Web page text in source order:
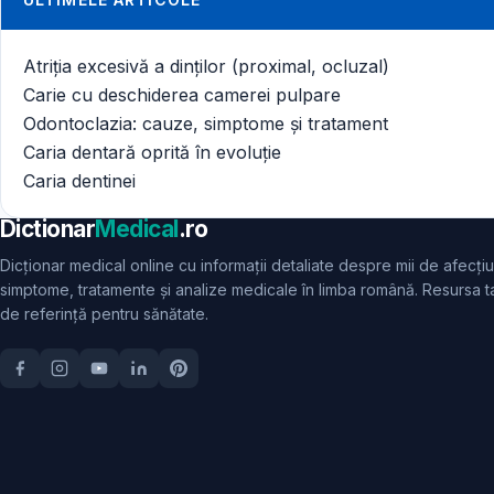
Atriția excesivă a dinților (proximal, ocluzal)
Carie cu deschiderea camerei pulpare
Odontoclazia: cauze, simptome și tratament
Caria dentară oprită în evoluție
Caria dentinei
DictionarMedical.ro
Dicționar medical online cu informații detaliate despre mii de
simptome, tratamente și analize medicale în limba română. Resursa
de referință pentru sănătate.